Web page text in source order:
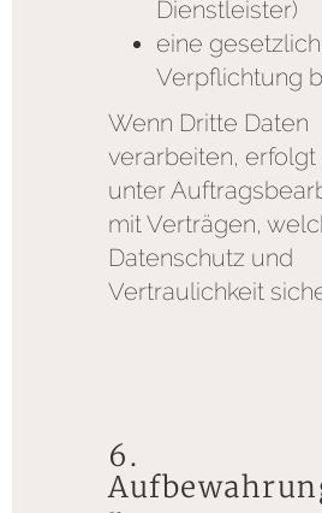
Dienstleister)
eine
Verpflichtung
Wenn Dritte Daten
verarbeiten, erfolgt
unter
mit Verträgen,
Datenschutz und
Vertraulichkeit
6.